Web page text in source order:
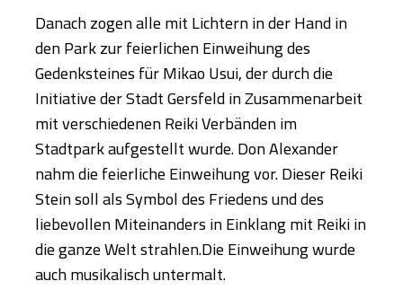
Danach zogen alle mit Lichtern in der Hand in
den Park zur feierlichen Einweihung des
Gedenksteines für Mikao Usui, der durch die
Initiative der Stadt Gersfeld in Zusammenarbeit
mit verschiedenen Reiki Verbänden im
Stadtpark aufgestellt wurde. Don Alexander
nahm die feierliche Einweihung vor. Dieser Reiki
Stein soll als Symbol des Friedens und des
liebevollen Miteinanders in Einklang mit Reiki in
die ganze Welt strahlen.Die Einweihung wurde
auch musikalisch untermalt.